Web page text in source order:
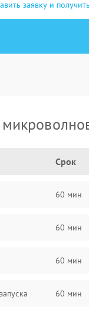
заявку и
Срок
60 мин
60 мин
60 мин
60 мин